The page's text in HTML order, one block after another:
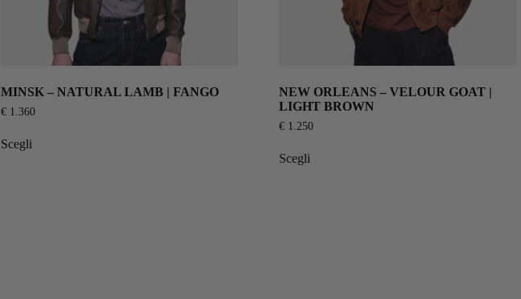
MINSK – NATURAL LAMB | FANGO
€1.360
Scegli
NEW ORLEANS – VELOUR GOAT |
LIGHT BROWN
€ 1.250
Scegli